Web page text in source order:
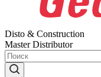
Disto & Construction
Master Distributor